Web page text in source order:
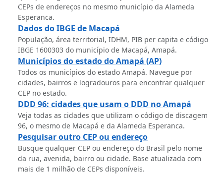
CEPs de endereços no mesmo município da Alameda
Esperanca.
Dados do IBGE de Macapá
População, área territorial, IDHM, PIB per capita e código
IBGE 1600303 do município de Macapá, Amapá.
Municípios do estado do Amapá (AP)
Todos os municípios do estado Amapá. Navegue por
cidades, bairros e logradouros para encontrar qualquer
CEP no estado.
DDD 96: cidades que usam o DDD no Amapá
Veja todas as cidades que utilizam o código de discagem
96, o mesmo de Macapá e da Alameda Esperanca.
Pesquisar outro CEP ou endereço
Busque qualquer CEP ou endereço do Brasil pelo nome
da rua, avenida, bairro ou cidade. Base atualizada com
mais de 1 milhão de CEPs disponíveis.